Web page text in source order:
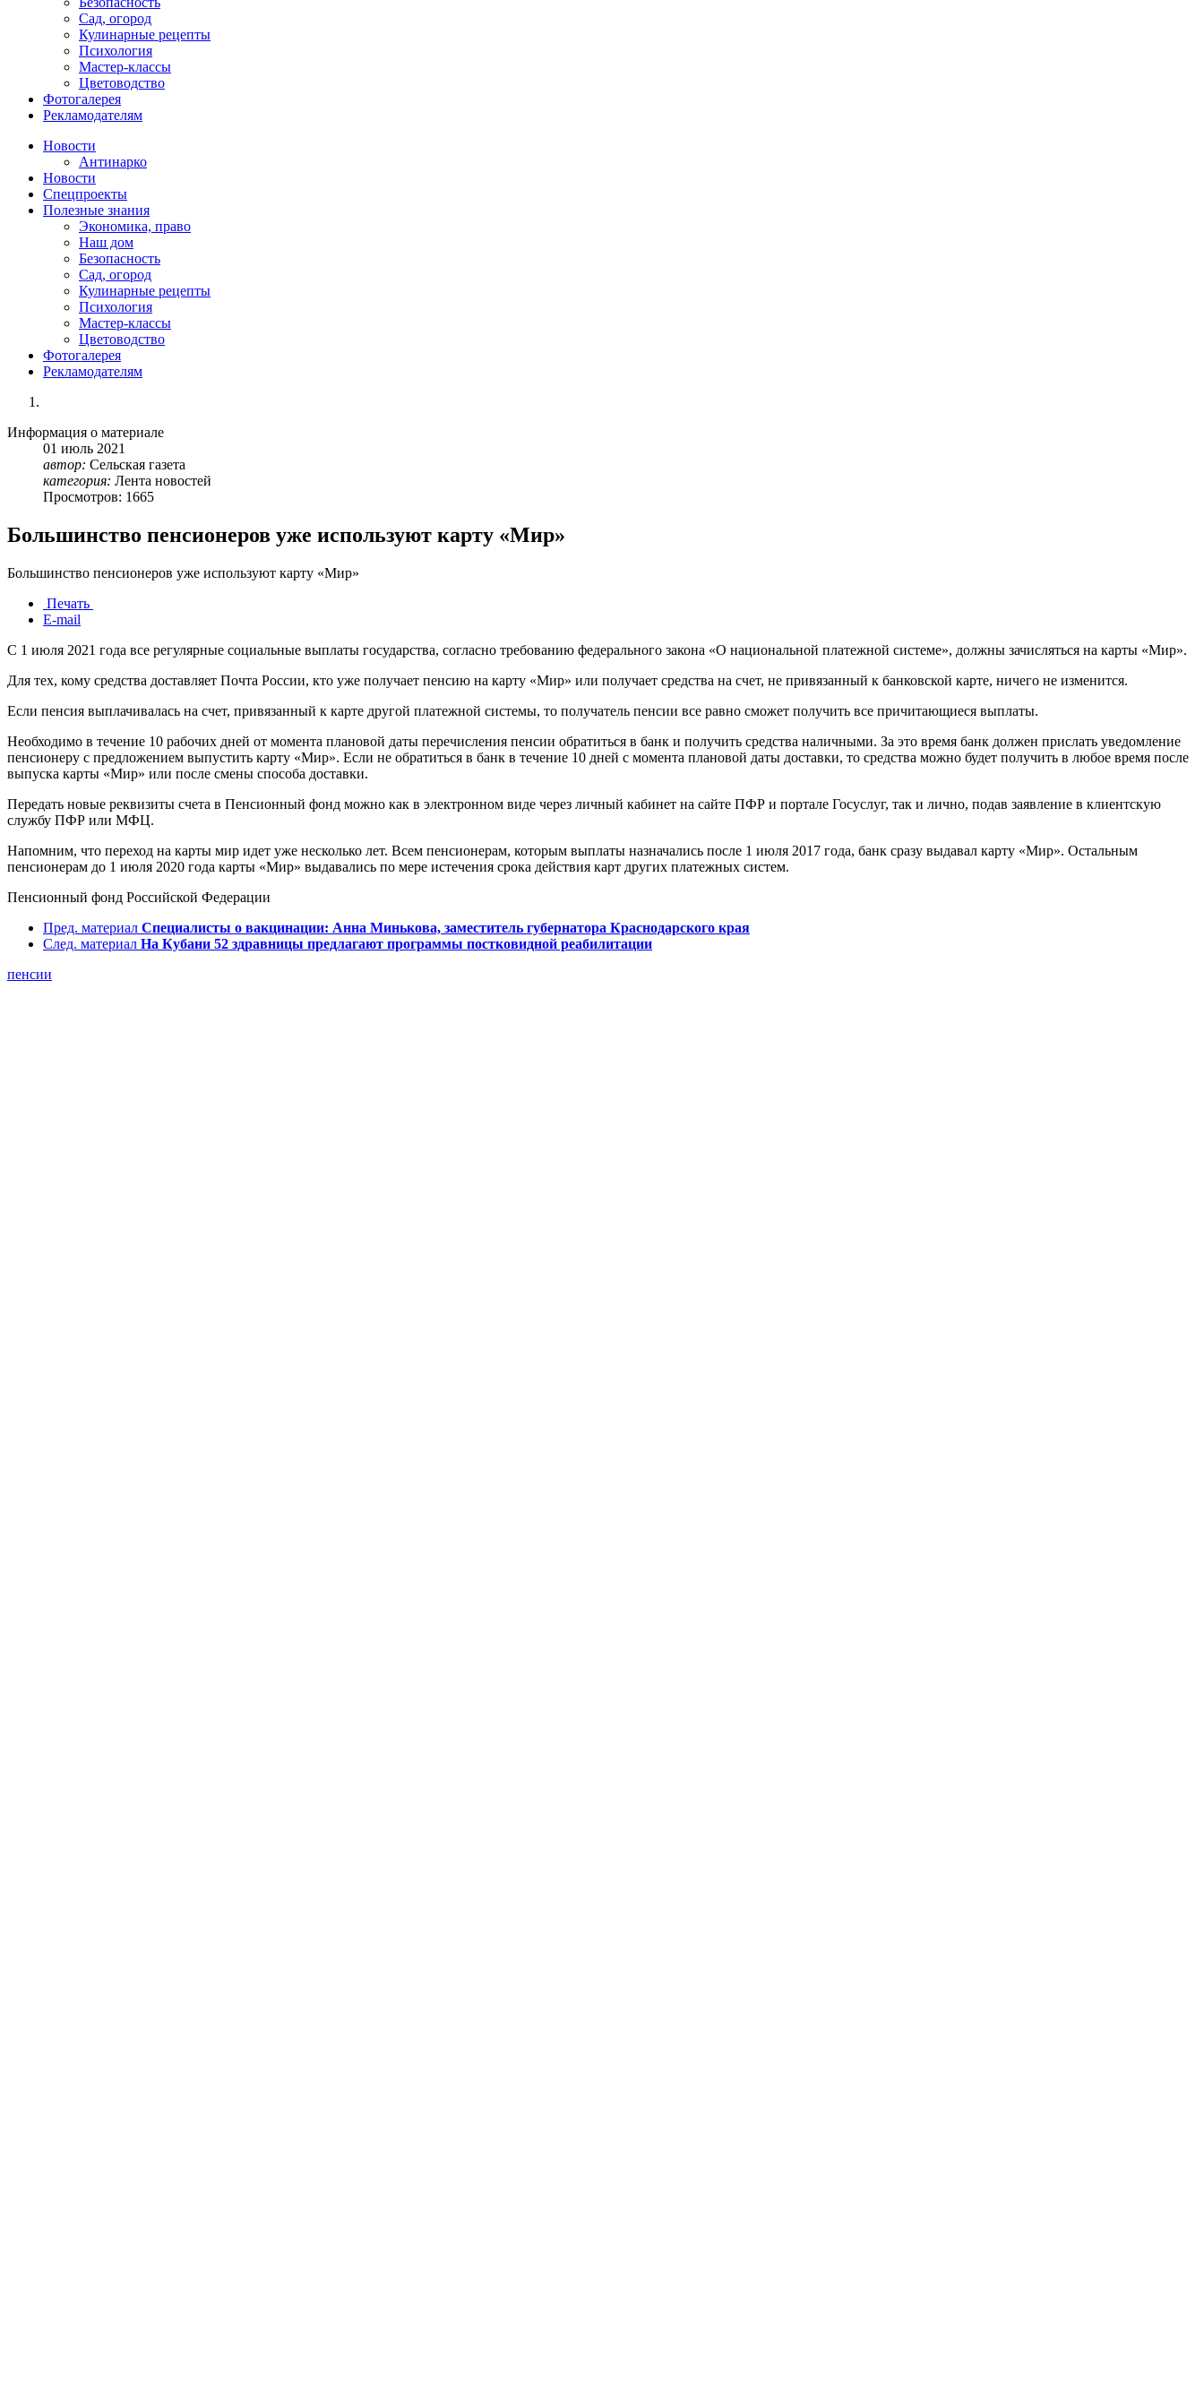
Сад, огород
Кулинарные рецепты
Психология
Мастер-классы
Цветоводство
Фотогалерея
Рекламодателям
Новости
Антинарко
Новости
Спецпроекты
Полезные знания
Экономика, право
Наш дом
Безопасность
Сад, огород
Кулинарные рецепты
Психология
Мастер-классы
Цветоводство
Фотогалерея
Рекламодателям
Информация о материале
01 июль 2021
автор: Сельская газета
категория: Лента новостей
Просмотров: 1665
Большинство пенсионеров уже используют карту «Мир»
Большинство пенсионеров уже используют карту «Мир»
Печать
E-mail
С 1 июля 2021 года все регулярные социальные выплаты государства, согласно требованию федерального закона «О национальной платежной системе», должны зачисляться на карты «Мир».
Для тех, кому средства доставляет Почта России, кто уже получает пенсию на карту «Мир» или получает средства на счет, не привязанный к банковской карте, ничего не изменится.
Если пенсия выплачивалась на счет, привязанный к карте другой платежной системы, то получатель пенсии все равно сможет получить все причитающиеся выплаты.
Необходимо в течение 10 рабочих дней от момента плановой даты перечисления пенсии обратиться в банк и получить средства наличными. За это время банк должен прислать уведомление
пенсионеру с предложением выпустить карту «Мир». Если не обратиться в банк в течение 10 дней с момента плановой даты доставки, то средства можно будет получить в любое время после
выпуска карты «Мир» или после смены способа доставки.
Передать новые реквизиты счета в Пенсионный фонд можно как в электронном виде через личный кабинет на сайте ПФР и портале Госуслуг, так и лично, подав заявление в клиентскую
службу ПФР или МФЦ.
Напомним, что переход на карты мир идет уже несколько лет. Всем пенсионерам, которым выплаты назначались после 1 июля 2017 года, банк сразу выдавал карту «Мир». Остальным
пенсионерам до 1 июля 2020 года карты «Мир» выдавались по мере истечения срока действия карт других платежных систем.
Пенсионный фонд Российской Федерации
Пред. материал Специалисты о вакцинации: Анна Минькова, заместитель губернатора Краснодарского края
След. материал На Кубани 52 здравницы предлагают программы постковидной реабилитации
пенсии